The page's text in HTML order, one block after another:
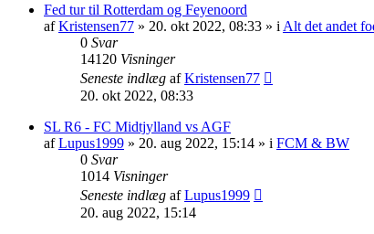
Fed tur til Rotterdam og Feyenoord
afKristensen77 » 20. okt 2022, 08:33 » i Alt det andet
0 Svar
14120 Visninger
Seneste indlæg afKristensen77
20. okt 2022, 08:33
SL R6 - FC Midtjylland vs AGF
afLupus1999 » 20. aug 2022, 15:14 » i FCM & BW
0 Svar
1014 Visninger
Seneste indlæg afLupus1999
20. aug 2022, 15:14